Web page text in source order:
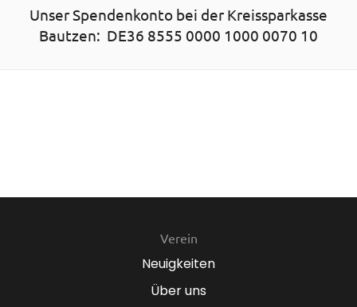
Unser Spendenkonto bei der Kreissparkasse
Bautzen: DE36 8555 0000 1000 0070 10
Verein
Neuigkeiten
Über uns